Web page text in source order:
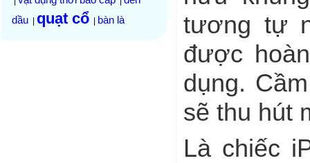
dầu
quạt cổ bàn là
tương tự
được
dụng.
sẽ thu hút
Là chiếc